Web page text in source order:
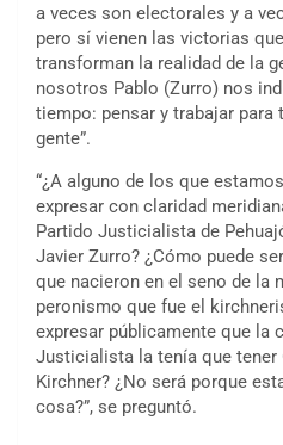
a veces son electorales y a
pero sí vienen las victorias
transforman la realidad de la
nosotros Pablo (Zurro) nos
tiempo: pensar y trabajar
gente”.
“¿A alguno de los que
expresar con claridad
Partido Justicialista de
Javier Zurro? ¿Cómo puede
que nacieron en el seno de la
peronismo que fue el
expresar públicamente que la
Justicialista la tenía que tener
Kirchner? ¿No será porque
cosa?”, se preguntó.